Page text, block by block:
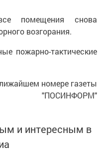
помещения снова
возгорания.
пожарно-тактические
номере газеты
"ПОСИНФОРМ"
и интересным в